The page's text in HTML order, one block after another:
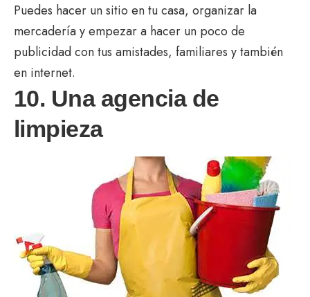
Puedes hacer un sitio en tu casa, organizar la
mercadería y empezar a hacer un poco de
publicidad con tus amistades, familiares y también
en internet.
10. Una agencia de
limpieza